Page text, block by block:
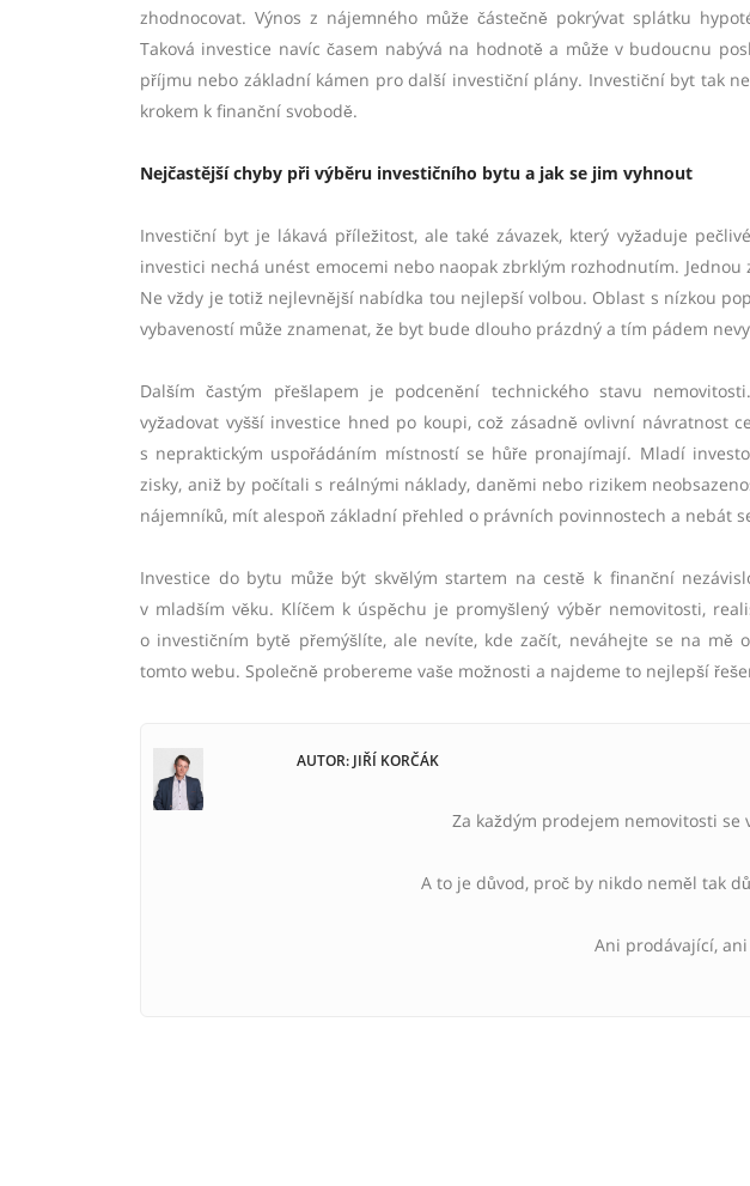
zhodnocovat. Výnos z nájemného může částečně pokrývat splátku
Taková investice navíc časem nabývá na hodnotě a může v budoucnu
příjmu nebo základní kámen pro další investiční plány. Investiční byt tak
krokem k finanční svobodě.
Nejčastější chyby při výběru investičního bytu a jak se jim vyhnout
Investiční byt je lákavá příležitost, ale také závazek, který vyžaduje
investici nechá unést emocemi nebo naopak zbrklým rozhodnutím.
Ne vždy je totiž nejlevnější nabídka tou nejlepší volbou. Oblast s nízkou
vybaveností může znamenat, že byt bude dlouho prázdný a tím pádem
Dalším častým přešlapem je podcenění technického stavu
vyžadovat vyšší investice hned po koupi, což zásadně ovlivní návratnost
s nepraktickým uspořádáním místností se hůře pronajímají. Mladí
zisky, aniž by počítali s reálnými náklady, daněmi nebo rizikem
nájemníků, mít alespoň základní přehled o právních povinnostech a nebát
Investice do bytu může být skvělým startem na cestě k finanční
v mladším věku. Klíčem k úspěchu je promyšlený výběr nemovitosti,
o investičním bytě přemýšlíte, ale nevíte, kde začít, neváhejte se na mě
tomto webu. Společně probereme vaše možnosti a najdeme to nejlepší
AUTOR: JIŘÍ KORČÁK
Za každým prodejem nemovitosti se
A to je důvod, proč by nikdo neměl tak
Ani prodávající,